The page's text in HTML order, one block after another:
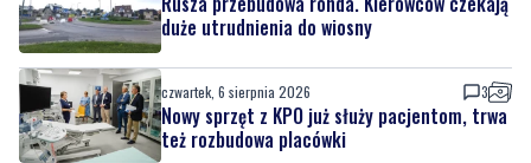
duże utrudnienia do wiosny
czwartek, 6 sierpnia 2026 3
Nowy sprzęt z KPO już służy pacjentom, trwa
też rozbudowa placówki